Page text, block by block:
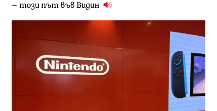
– този път във Видин